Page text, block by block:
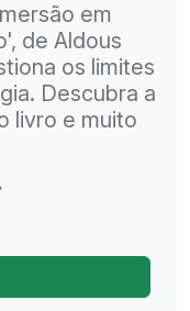
em
de Aldous
os limites
Descubra a
livro e muito